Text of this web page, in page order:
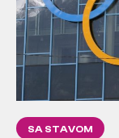
SA STAVOM